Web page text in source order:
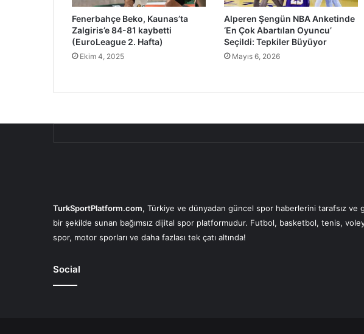
Fenerbahçe Beko, Kaunas’ta
Zalgiris’e 84-81 kaybetti
(EuroLeague 2. Hafta)
Ekim 4, 2025
Alperen Şengün NBA Anketinde
‘En Çok Abartılan Oyuncu’
Seçildi: Tepkiler Büyüyor
Mayıs 6, 2026
TurkSportPlatform.com, Türkiye ve dünyadan güncel spor haberlerini tarafsız ve
bir şekilde sunan bağımsız dijital spor platformudur. Futbol, basketbol, tenis,
spor, motor sporları ve daha fazlası tek çatı altında!
Social